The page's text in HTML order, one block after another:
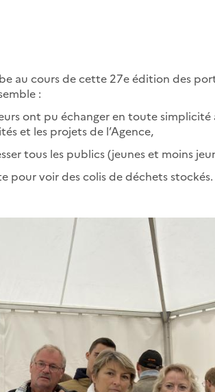
au cours de cette 27e édition des
:
ont pu échanger en toute simplicité
et les projets de l’Agence,
tous les publics (jeunes et moins
pour voir des colis de déchets stockés.